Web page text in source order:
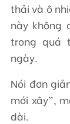
thải và ô
này không
trong quá
ngày.
Nói đơn
mới xây”,
dài.